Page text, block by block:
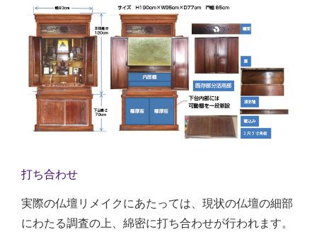
打ち合わせ
実際の仏壇リメイクにあたっては、現状の仏壇の細部
にわたる調査の上、綿密に打ち合わせが行われます。